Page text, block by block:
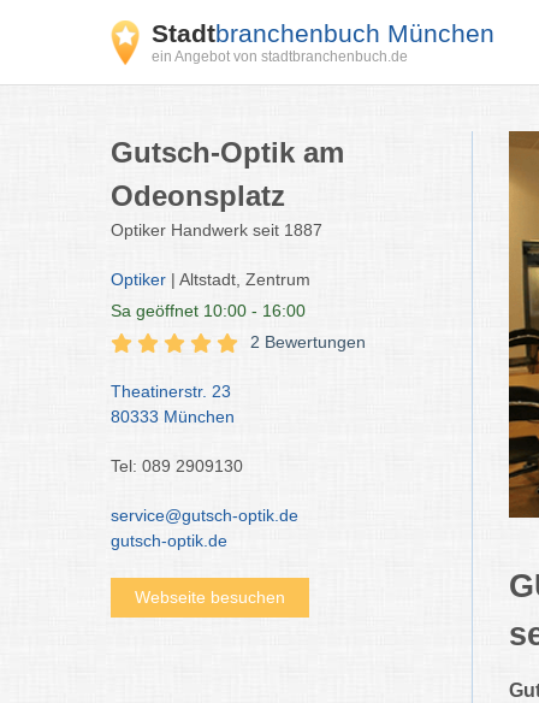
Stadtbranchenbuch München
ein Angebot von stadtbranchenbuch.de
Gutsch-Optik am
Odeonsplatz
Optiker Handwerk seit 1887
Optiker | Altstadt, Zentrum
Sa geöffnet 10:00 - 16:00
2 Bewertungen
Theatinerstr. 23
80333 München
Tel: 089 2909130
service@gutsch-optik.de
gutsch-optik.de
Webseite besuchen